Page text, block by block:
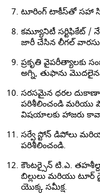
టూరింగ్ టాకీస్‌తో సహా
కమ్యూనిటీ సర్టిఫికేట్ /
జారీ చేసిన లీగల్
ప్రకృతి వైపరీత్యాలకు
అగ్ని, తుఫాను
సరసమైన ధరల
పరిశీలించండి మరియు
విషయాలకు హాజరు
సర్వే స్టోన్ డిపోలు
పరిశీలించండి.
కౌంటర్సైన్ టి.ఎ.
బిల్లులు మరియు టూర్
యొక్క సమీక్ష.